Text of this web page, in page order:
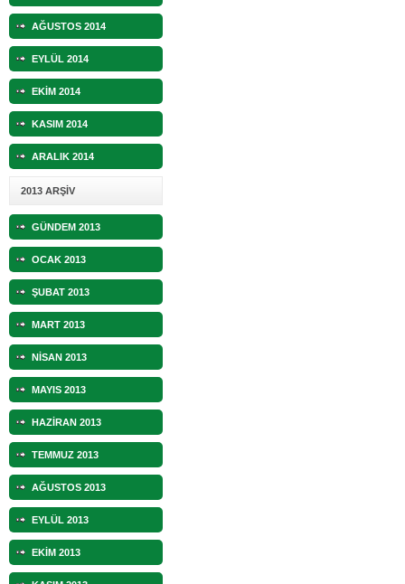
AĞUSTOS 2014
EYLÜL 2014
EKİM 2014
KASIM 2014
ARALIK 2014
2013 ARŞİV
GÜNDEM 2013
OCAK 2013
ŞUBAT 2013
MART 2013
NİSAN 2013
MAYIS 2013
HAZİRAN 2013
TEMMUZ 2013
AĞUSTOS 2013
EYLÜL 2013
EKİM 2013